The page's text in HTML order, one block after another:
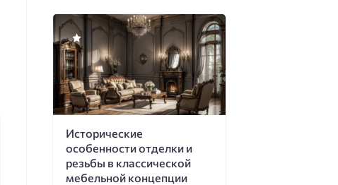
Исторические
особенности отделки и
резьбы в классической
мебельной концепции